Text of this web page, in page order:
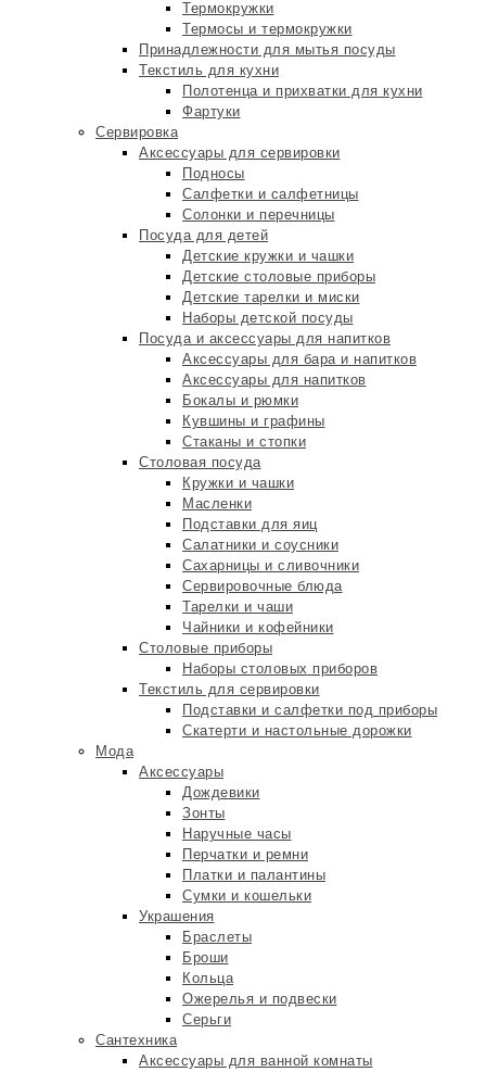
Термокружки
Термосы и термокружки
Принадлежности для мытья посуды
Текстиль для кухни
Полотенца и прихватки для кухни
Фартуки
Сервировка
Аксессуары для сервировки
Подносы
Салфетки и салфетницы
Солонки и перечницы
Посуда для детей
Детские кружки и чашки
Детские столовые приборы
Детские тарелки и миски
Наборы детской посуды
Посуда и аксессуары для напитков
Аксессуары для бара и напитков
Аксессуары для напитков
Бокалы и рюмки
Кувшины и графины
Стаканы и стопки
Столовая посуда
Кружки и чашки
Масленки
Подставки для яиц
Салатники и соусники
Сахарницы и сливочники
Сервировочные блюда
Тарелки и чаши
Чайники и кофейники
Столовые приборы
Наборы столовых приборов
Текстиль для сервировки
Подставки и салфетки под приборы
Скатерти и настольные дорожки
Мода
Аксессуары
Дождевики
Зонты
Наручные часы
Перчатки и ремни
Платки и палантины
Сумки и кошельки
Украшения
Браслеты
Броши
Кольца
Ожерелья и подвески
Серьги
Сантехника
Аксессуары для ванной комнаты